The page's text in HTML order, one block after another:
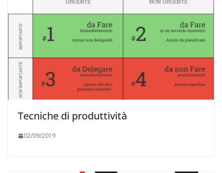
Tecniche di produttività
02/09/2019